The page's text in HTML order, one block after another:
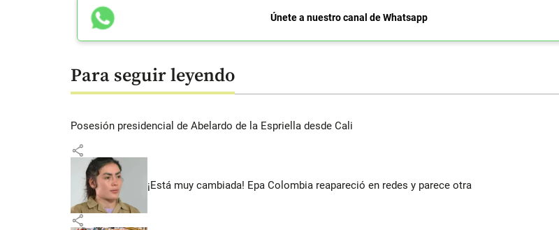
Únete a nuestro canal de Whatsapp
Para seguir leyendo
Posesión presidencial de Abelardo de la Espriella desde Cali
share
¡Está muy cambiada! Epa Colombia reapareció en redes y parece otra
share